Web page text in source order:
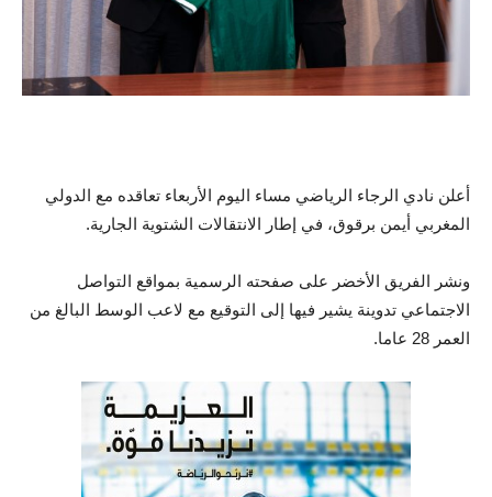
أعلن نادي الرجاء الرياضي مساء اليوم الأربعاء تعاقده مع الدولي
المغربي أيمن برقوق، في إطار الانتقالات الشتوية الجارية.
ونشر الفريق الأخضر على صفحته الرسمية بمواقع التواصل
الاجتماعي تدوينة يشير فيها إلى التوقيع مع لاعب الوسط البالغ من
العمر 28 عاما.